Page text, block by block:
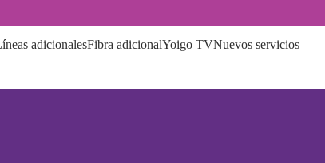
adicionalesFibra adicionalYoigo TVNuevos servicios